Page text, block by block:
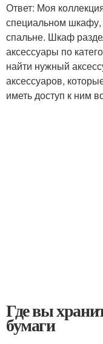
Ответ: Моя
специальном
спальне. Шкаф
аксессуары по
найти нужный
аксессуаров,
иметь доступ к ним
Где вы
бумаги